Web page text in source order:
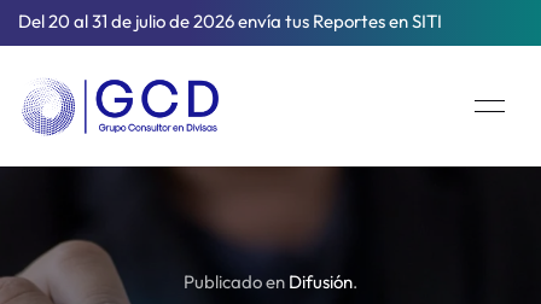
Del 20 al 31 de julio de 2026 envía tus Reportes en SITI
Publicado en Difusión.